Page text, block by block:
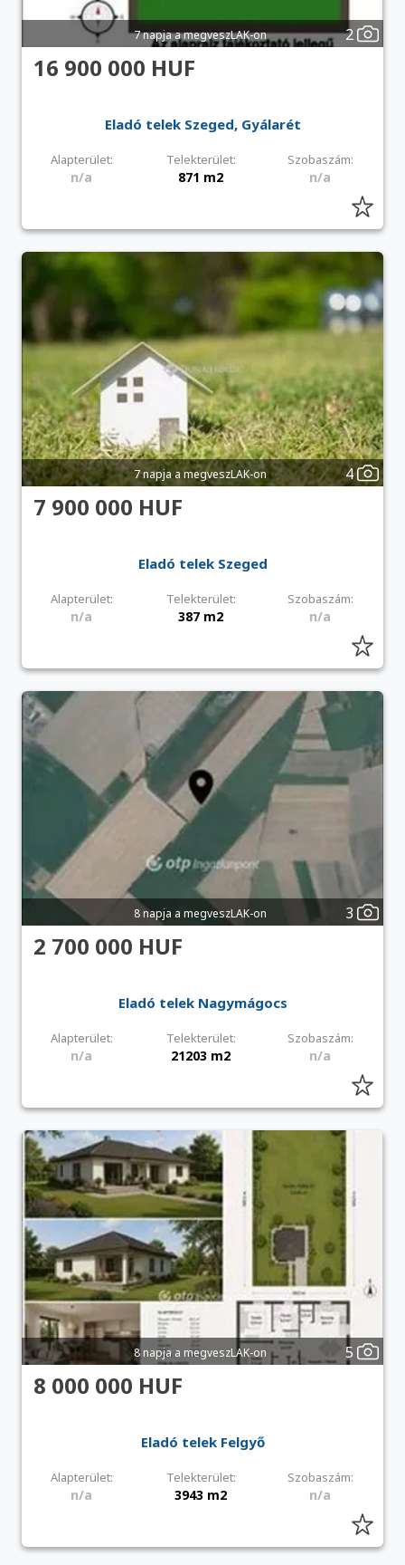
7 napja a megveszLAK-on 2
16 900 000 HUF
Eladó telek Szeged, Gyálarét
Alapterület: Telekterület: Szobaszám:
n/a 871 m2 n/a
7 napja a megveszLAK-on 4
7 900 000 HUF
Eladó telek Szeged
Alapterület: Telekterület: Szobaszám:
n/a 387 m2 n/a
8 napja a megveszLAK-on 3
2 700 000 HUF
Eladó telek Nagymágocs
Alapterület: Telekterület: Szobaszám:
n/a 21203 m2 n/a
8 napja a megveszLAK-on 5
8 000 000 HUF
Eladó telek Felgyő
Alapterület: Telekterület: Szobaszám:
n/a 3943 m2 n/a